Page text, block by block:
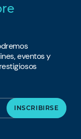
eventos y